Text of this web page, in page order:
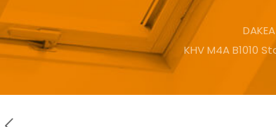
DAKEA
KHV M4A B1010